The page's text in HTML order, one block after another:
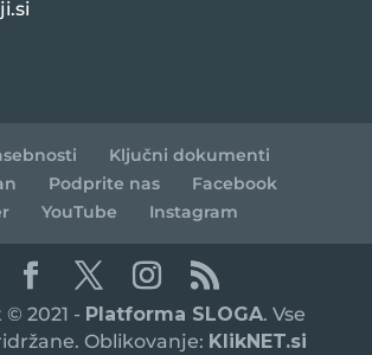
Ključni dokumenti
Podprite nas
Facebook
YouTube Instagram
2021 - Platforma SLOGA. Vse
Oblikovanje: KlikNET.si